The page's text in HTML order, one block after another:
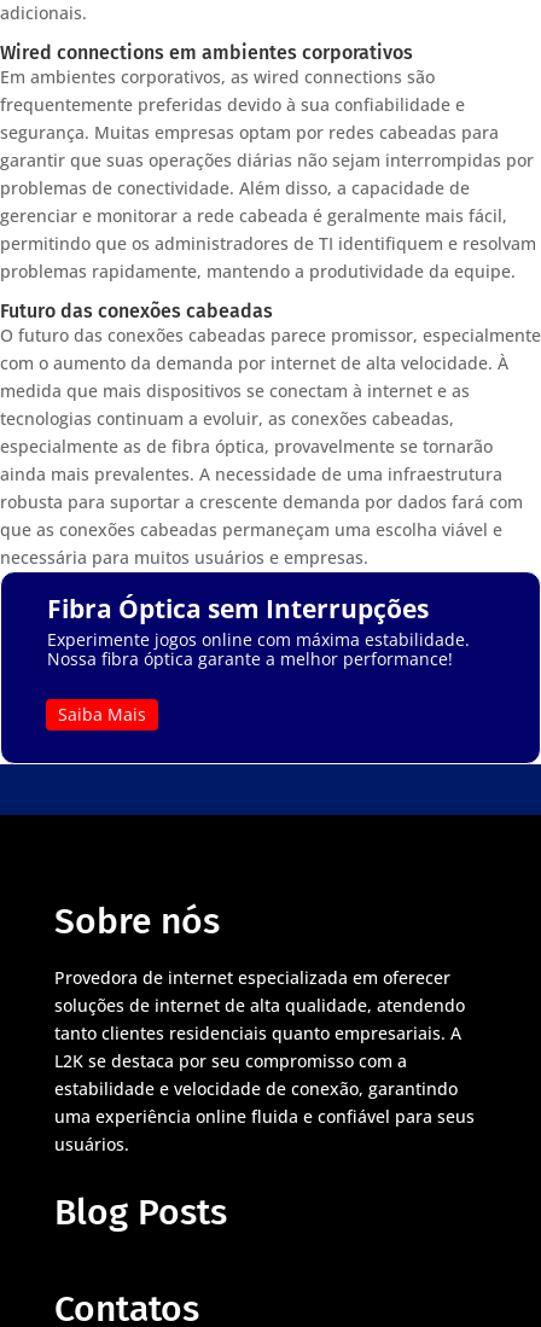
adicionais.
Wired connections em ambientes corporativos
Em ambientes corporativos, as wired connections são
frequentemente preferidas devido à sua confiabilidade e
segurança. Muitas empresas optam por redes cabeadas para
garantir que suas operações diárias não sejam interrompidas por
problemas de conectividade. Além disso, a capacidade de
gerenciar e monitorar a rede cabeada é geralmente mais fácil,
permitindo que os administradores de TI identifiquem e resolvam
problemas rapidamente, mantendo a produtividade da equipe.
Futuro das conexões cabeadas
O futuro das conexões cabeadas parece promissor, especialmente
com o aumento da demanda por internet de alta velocidade. À
medida que mais dispositivos se conectam à internet e as
tecnologias continuam a evoluir, as conexões cabeadas,
especialmente as de fibra óptica, provavelmente se tornarão
ainda mais prevalentes. A necessidade de uma infraestrutura
robusta para suportar a crescente demanda por dados fará com
que as conexões cabeadas permaneçam uma escolha viável e
necessária para muitos usuários e empresas.
Fibra Óptica sem Interrupções
Experimente jogos online com máxima estabilidade.
Nossa fibra óptica garante a melhor performance!
Saiba Mais
Sobre nós
Provedora de internet especializada em oferecer
soluções de internet de alta qualidade, atendendo
tanto clientes residenciais quanto empresariais. A
L2K se destaca por seu compromisso com a
estabilidade e velocidade de conexão, garantindo
uma experiência online fluida e confiável para seus
usuários.
Blog Posts
Contatos